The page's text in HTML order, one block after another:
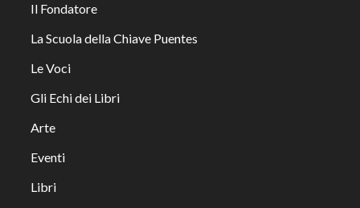
Il Fondatore
La Scuola della Chiave Puentes
Le Voci
Gli Echi dei Libri
Arte
Eventi
Libri